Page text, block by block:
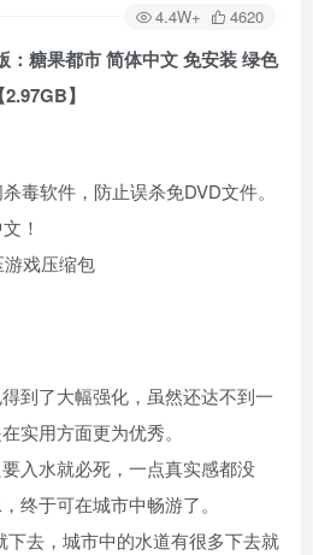
4.4W+ 4620
：糖果都市 简体中文 免安装 绿色
】
毒软件，防止误杀免DVD文件。
！
戏压缩包
到了大幅强化，虽然还达不到一
实用方面更为优秀。
入水就必死，一点真实感都没
终于可在城市中畅游了。
下去，城市中的水道有很多下去就